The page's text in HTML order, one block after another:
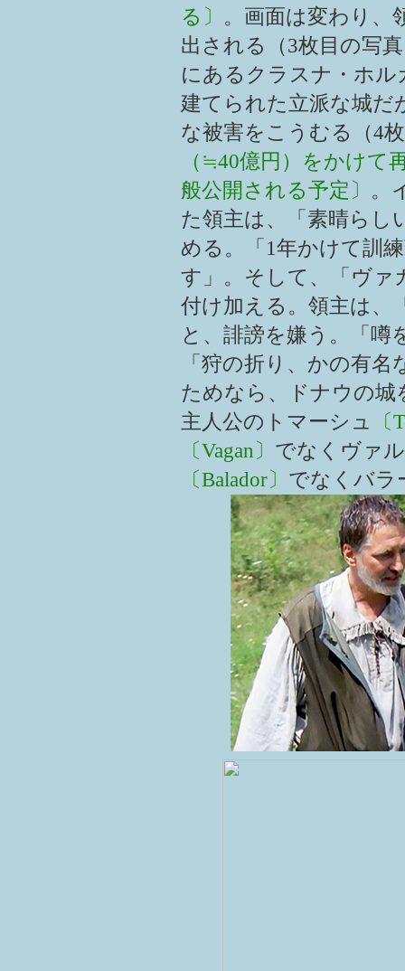
る〕 。画面は変わり、
出される（3枚目の写
にあるクラスナ・ホル
建てられた立派な城だ
な被害をこうむる（4
（≒40億円）をかけて
般公開される予定〕 。
た領主は、「素晴らし
める。「1年かけて訓
す」。そして、「ヴァ
付け加える。領主は、
と、誹謗を嫌う。「噂
「狩の折り、かの有
ためなら、ドナウの城
主人公のトマーシュ
〔Vagan〕 でなくヴァ
〔Balador〕 でなくバラ